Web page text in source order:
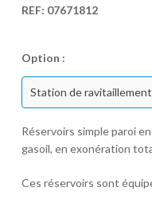
REF: 07671812
Option :
Réservoirs simple paroi
gasoil, en exonération
Ces réservoirs sont